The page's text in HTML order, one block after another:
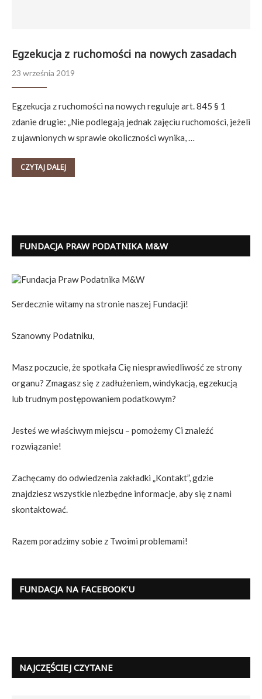
Egzekucja z ruchomości na nowych zasadach
23 września 2019
Egzekucja z ruchomości na nowych reguluje art. 845 § 1
zdanie drugie: „Nie podlegają jednak zajęciu ruchomości, jeżeli
z ujawnionych w sprawie okoliczności wynika, …
CZYTAJ DALEJ
FUNDACJA PRAW PODATNIKA M&W
Serdecznie witamy na stronie naszej Fundacji!
Szanowny Podatniku,
Masz poczucie, że spotkała Cię niesprawiedliwość ze strony
organu? Zmagasz się z zadłużeniem, windykacją, egzekucją
lub trudnym postępowaniem podatkowym?
Jesteś we właściwym miejscu – pomożemy Ci znaleźć
rozwiązanie!
Zachęcamy do odwiedzenia zakładki „Kontakt”, gdzie
znajdziesz wszystkie niezbędne informacje, aby się z nami
skontaktować.
Razem poradzimy sobie z Twoimi problemami!
FUNDACJA NA FACEBOOK’U
NAJCZĘŚCIEJ CZYTANE